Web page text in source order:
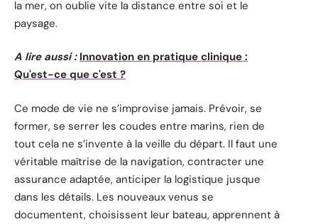
la mer, on oublie vite la distance entre soi et le
paysage.
A lire aussi : Innovation en pratique clinique :
Qu'est-ce que c'est ?
Ce mode de vie ne s’improvise jamais. Prévoir, se
former, se serrer les coudes entre marins, rien de
tout cela ne s’invente à la veille du départ. Il faut une
véritable maîtrise de la navigation, contracter une
assurance adaptée, anticiper la logistique jusque
dans les détails. Les nouveaux venus se
documentent, choisissent leur bateau, apprennent à